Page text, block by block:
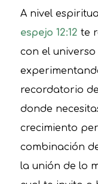
A nivel
espejo 12:12 te
con el
recordatorio
donde
crecimiento
combinación
la unión de lo